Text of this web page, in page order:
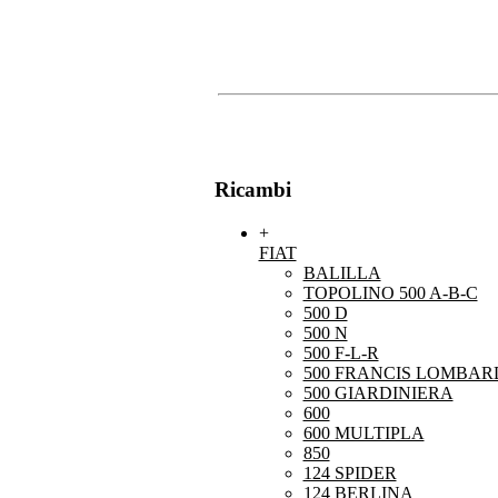
Ricambi
+
FIAT
BALILLA
TOPOLINO 500 A-B-C
500 D
500 N
500 F-L-R
500 FRANCIS
500 GIARDINIERA
600
600 MULTIPLA
850
124 SPIDER
124 BERLINA